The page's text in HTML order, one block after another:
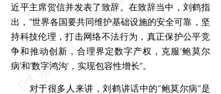
近平主席贺信并发表了致辞。在致辞当中，刘鹤指
出，“世界各国要共同维护基础设施的安全可靠，坚
持科技伦理，打击网络不法行为，真正保护公平竞
争和推动创新，合理界定数字产权，克服‘鲍莫尔
病’和‘数字鸿沟’，实现包容性增长”。
对于很多人来讲，刘鹤讲话中的“鲍莫尔病”是